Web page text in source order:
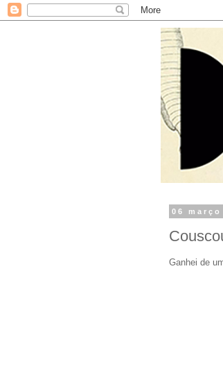
06 março
Ganhei de